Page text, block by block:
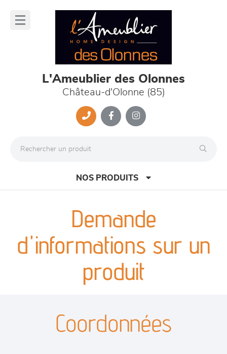
L'Ameublier des Olonnes
Château-d'Olonne (85)
NOS PRODUITS
canapés et fauteuils
séjours
meubles de complément
chambres et dressing
Demande
d'informations sur un
produit
Coordonnées